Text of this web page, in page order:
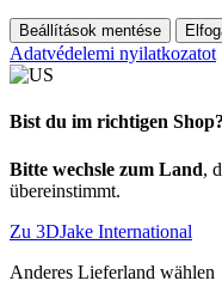
Beállítások mentése
Adatvédelemi nyilatkozatot
Bist du im richtigen Shop?
Bitte wechsle zum Land,
übereinstimmt.
Zu 3DJake International
Anderes Lieferland wählen